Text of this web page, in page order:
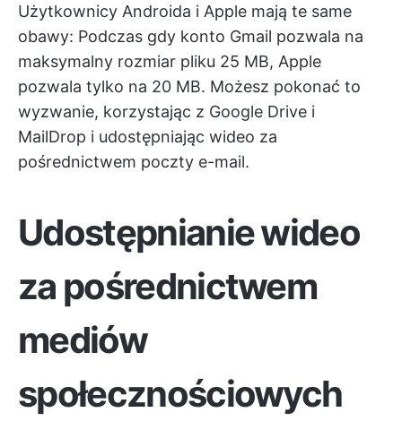
Użytkownicy Androida i Apple mają te same
obawy: Podczas gdy konto Gmail pozwala na
maksymalny rozmiar pliku 25 MB, Apple
pozwala tylko na 20 MB. Możesz pokonać to
wyzwanie, korzystając z Google Drive i
MailDrop i udostępniając wideo za
pośrednictwem poczty e-mail.
Udostępnianie wideo
za pośrednictwem
mediów
społecznościowych